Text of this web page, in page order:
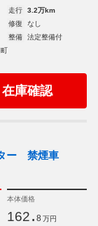
走行
3.2万km
修復
なし
整備
法定整備付
庫確認
ー 禁煙車
本体価格
162. 8 万円